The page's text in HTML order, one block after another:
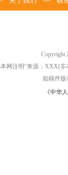
Copyright
网注明“来源：XXX(
如稿件版
《中华